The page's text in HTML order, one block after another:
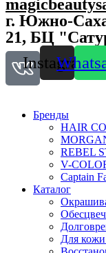
г. Южно-
21, БЦ
Instagram
Бренды
HAIR
REBEL
V-
Captain
Каталог
Для